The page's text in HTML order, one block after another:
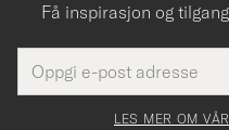
Få inspirasjon og
postadresse
felt
Tack
för
LES MER OM